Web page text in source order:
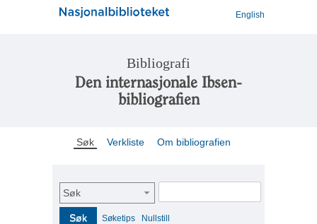
English
Bibliografi
Den internasjonale Ibsen-
bibliografien
Søk Verkliste Om bibliografien
Søk
Søk Søketips Nullstill